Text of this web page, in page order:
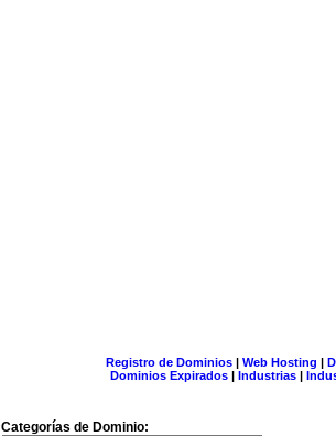
Registro de Dominios| Web Hosting |
Dominios Expirados | Industrias |
Categorías de Dominio: